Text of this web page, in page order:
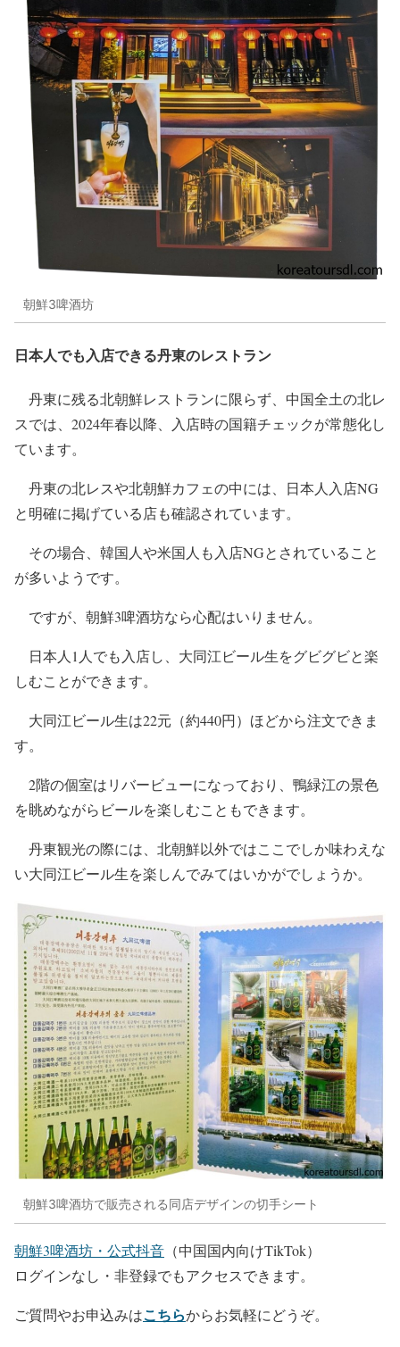
朝鮮3啤酒坊
日本人でも入店できる丹東のレストラン
丹東に残る北朝鮮レストランに限らず、中国全土の北レ
スでは、2024年春以降、入店時の国籍チェックが常態化し
ています。
丹東の北レスや北朝鮮カフェの中には、日本人入店NG
と明確に掲げている店も確認されています。
その場合、韓国人や米国人も入店NGとされていること
が多いようです。
ですが、朝鮮3啤酒坊なら心配はいりません。
日本人1人でも入店し、大同江ビール生をグビグビと楽
しむことができます。
大同江ビール生は22元（約440円）ほどから注文できま
す。
2階の個室はリバービューになっており、鴨緑江の景色
を眺めながらビールを楽しむこともできます。
丹東観光の際には、北朝鮮以外ではここでしか味わえな
い大同江ビール生を楽しんでみてはいかがでしょうか。
朝鮮3啤酒坊で販売される同店デザインの切手シート
朝鮮3啤酒坊・公式抖音 （中国国内向けTikTok）
ログインなし・非登録でもアクセスできます。
ご質問やお申込みはこちらからお気軽にどうぞ。